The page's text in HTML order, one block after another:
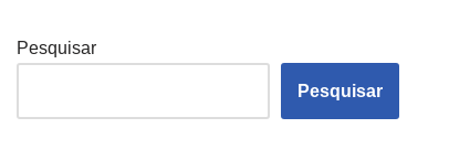
Pesquisar
Pesquisar